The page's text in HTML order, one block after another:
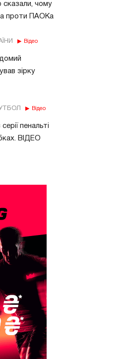
сказали, чому
проти ПАОКа
Відео
зірку
Відео
пенальті
ВІДЕО